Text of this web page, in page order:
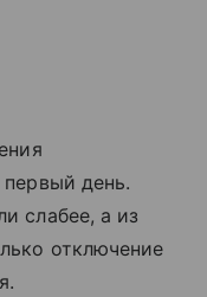
день.
слабее, а из
отключение